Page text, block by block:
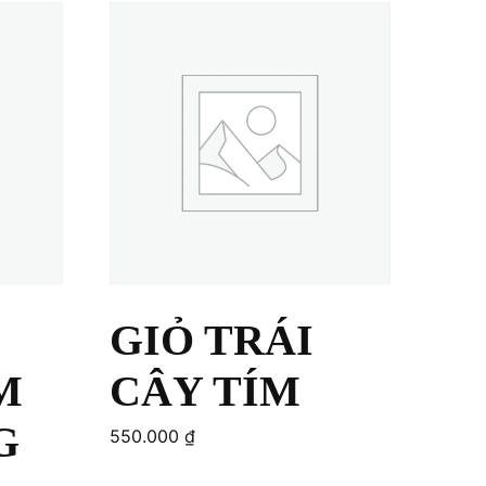
GIỎ TRÁI
CÂY TÍM
550.000 ₫